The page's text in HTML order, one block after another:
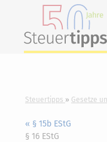
Steuertipps Gesetze
« § 15b EStG
§ 16 EStG